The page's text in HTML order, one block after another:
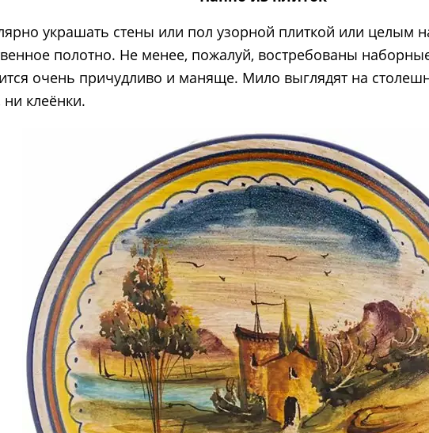
украшать стены или пол узорной плиткой или целым
полотно. Не менее, пожалуй, востребованы
очень причудливо и маняще. Мило выглядят на
ни клеёнки.